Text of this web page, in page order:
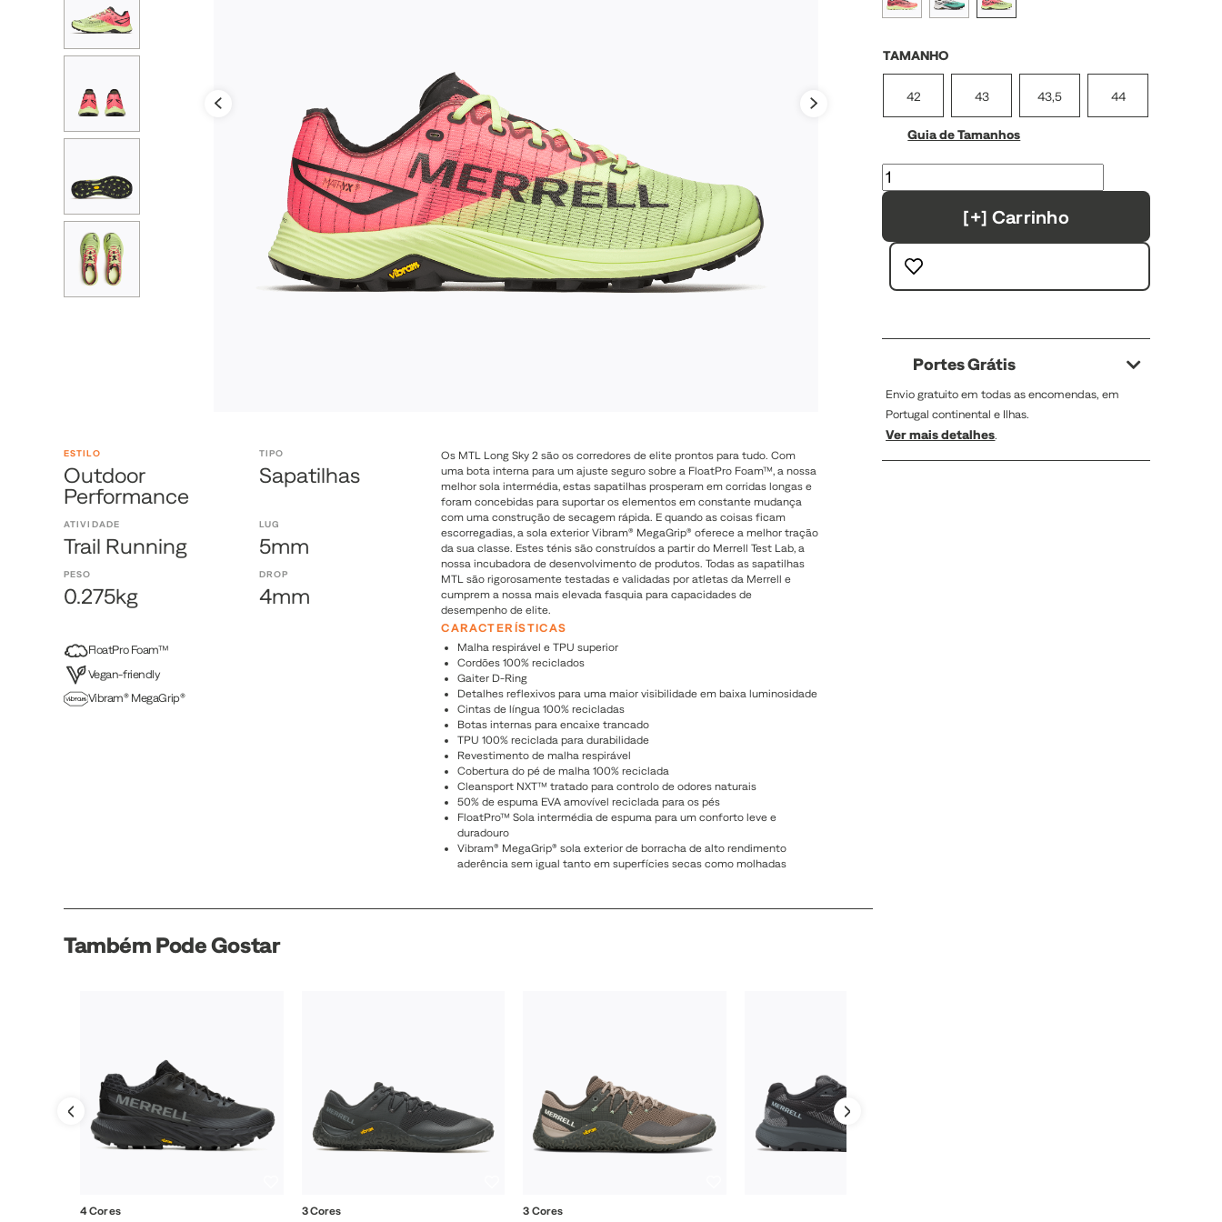
ESTILO
Outdoor
Performance
TIPO
Sapatilhas
ATIVIDADE
Trail Running
LUG
5mm
PESO
0.275kg
DROP
4mm
FloatPro Foam™
Vegan-friendly
Vibram® MegaGrip®
Os MTL Long Sky 2 são os corredores de elite prontos para tudo. Com
uma bota interna para um ajuste seguro sobre a FloatPro Foam™, a nossa
melhor sola intermédia, estas sapatilhas prosperam em corridas longas e
foram concebidas para suportar os elementos em constante mudança
com uma construção de secagem rápida. E quando as coisas ficam
escorregadias, a sola exterior Vibram® MegaGrip® oferece a melhor tração
da sua classe. Estes ténis são construídos a partir do Merrell Test Lab, a
nossa incubadora de desenvolvimento de produtos. Todas as sapatilhas
MTL são rigorosamente testadas e validadas por atletas da Merrell e
cumprem a nossa mais elevada fasquia para capacidades de
desempenho de elite.
CARACTERÍSTICAS
Malha respirável e TPU superior
Cordões 100% reciclados
Gaiter D-Ring
Detalhes reflexivos para uma maior visibilidade em baixa luminosidade
Cintas de língua 100% recicladas
Botas internas para encaixe trancado
TPU 100% reciclada para durabilidade
Revestimento de malha respirável
Cobertura do pé de malha 100% reciclada
Cleansport NXT™ tratado para controlo de odores naturais
50% de espuma EVA amovível reciclada para os pés
FloatPro™ Sola intermédia de espuma para um conforto leve e
duradouro
Vibram® MegaGrip® sola exterior de borracha de alto rendimento
aderência sem igual tanto em superfícies secas como molhadas
Também Pode Gostar
4 Cores 3 Cores 3 Cores
TAMANHO
42 43 43,5 44
Guia de Tamanhos
[+] Carrinho
Portes Grátis
Envio gratuito em todas as encomendas, em
Portugal continental e Ilhas.
Ver mais detalhes.